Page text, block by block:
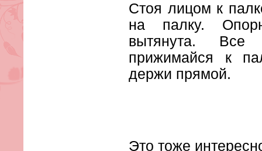
Стоя лицом к
на палку.
вытянута. Все
прижимайся к
держи прямой.
Это тоже